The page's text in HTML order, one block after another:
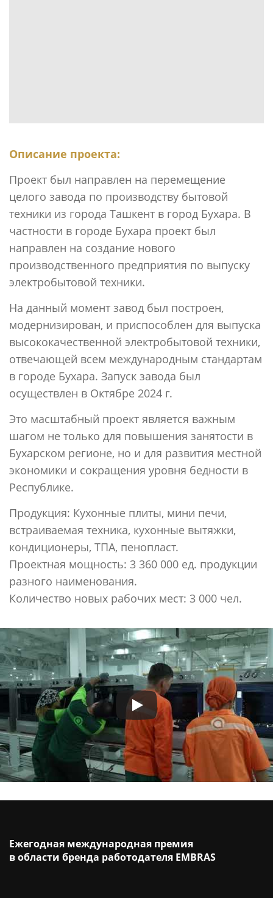
Описание проекта:
Проект был направлен на перемещение
целого завода по производству бытовой
техники из города Ташкент в город Бухара. В
частности в городе Бухара проект был
направлен на создание нового
производственного предприятия по выпуску
электробытовой техники.
На данный момент завод был построен,
модернизирован, и приспособлен для выпуска
высококачественной электробытовой техники,
отвечающей всем международным стандартам
в городе Бухара. Запуск завода был
осуществлен в Октябре 2024 г.
Это масштабный проект является важным
шагом не только для повышения занятости в
Бухарском регионе, но и для развития местной
экономики и сокращения уровня бедности в
Республике.
Продукция: Кухонные плиты, мини печи,
встраиваемая техника, кухонные вытяжки,
кондиционеры, ТПА, пенопласт.
Проектная мощность: 3 360 000 ед. продукции
разного наименования.
Количество новых рабочих мест: 3 000 чел.
Ежегодная международная премия
в области бренда работодателя EMBRAS